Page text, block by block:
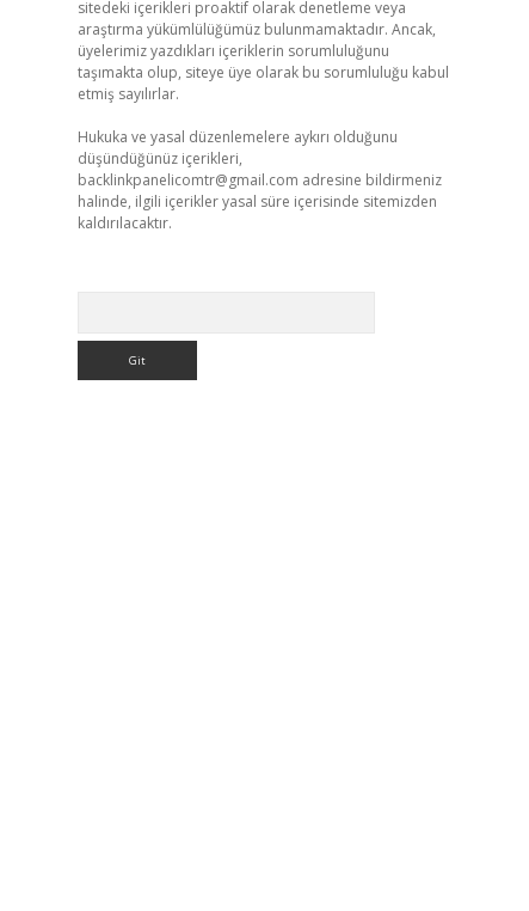
sitedeki içerikleri proaktif olarak denetleme veya
araştırma yükümlülüğümüz bulunmamaktadır. Ancak,
üyelerimiz yazdıkları içeriklerin sorumluluğunu
taşımakta olup, siteye üye olarak bu sorumluluğu kabul
etmiş sayılırlar.
Hukuka ve yasal düzenlemelere aykırı olduğunu
düşündüğünüz içerikleri,
backlinkpanelicomtr@gmail.com adresine bildirmeniz
halinde, ilgili içerikler yasal süre içerisinde sitemizden
kaldırılacaktır.